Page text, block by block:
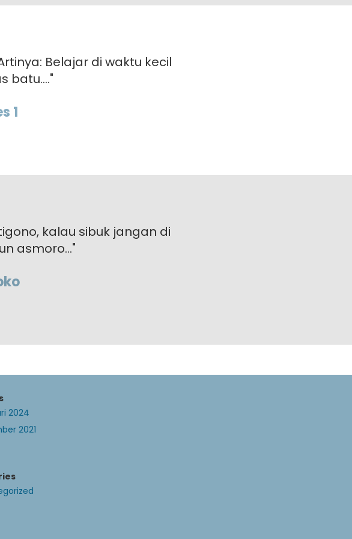
Belajar di waktu kecil
batu...."
1
kalau sibuk jangan di
asmoro..."
2024
2021